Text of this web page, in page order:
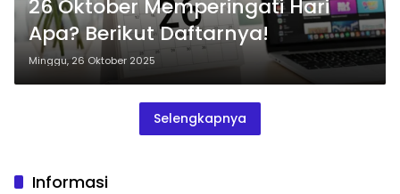
26 Oktober Memperingati Hari
Apa? Berikut Daftarnya!
Minggu, 26 Oktober 2025
Selengkapnya
Informasi